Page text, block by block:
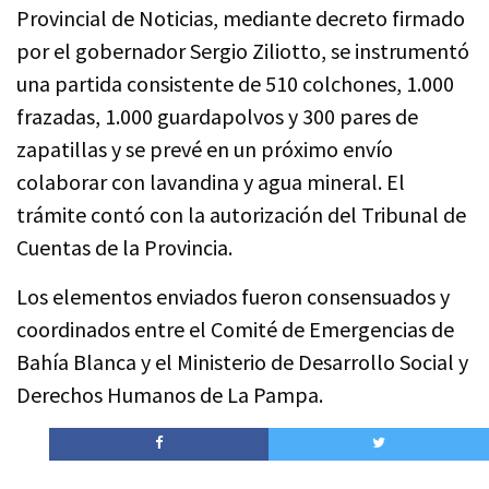
Provincial de Noticias, mediante decreto firmado
por el gobernador Sergio Ziliotto, se instrumentó
una partida consistente de 510 colchones, 1.000
frazadas, 1.000 guardapolvos y 300 pares de
zapatillas y se prevé en un próximo envío
colaborar con lavandina y agua mineral. El
trámite contó con la autorización del Tribunal de
Cuentas de la Provincia.
Los elementos enviados fueron consensuados y
coordinados entre el Comité de Emergencias de
Bahía Blanca y el Ministerio de Desarrollo Social y
Derechos Humanos de La Pampa.